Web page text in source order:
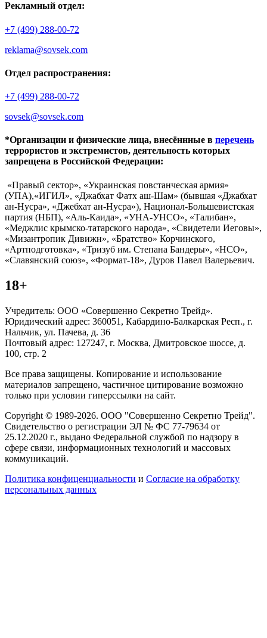
Рекламный отдел:
+7 (499) 288-00-72
reklama@sovsek.com
Отдел распространения:
+7 (499) 288-00-72
sovsek@sovsek.com
*Организации и физические лица, внесённные в перечень
террористов и экстремистов, деятельность которых
запрещена в Российской Федерации:
«Правый сектор», «Украинская повстанческая армия»
(УПА),«ИГИЛ», «Джабхат Фатх аш-Шам» (бывшая «Джабхат
ан-Нусра», «Джебхат ан-Нусра»), Национал-Большевистская
партия (НБП), «Аль-Каида», «УНА-УНСО», «Талибан»,
«Меджлис крымско-татарского народа», «Свидетели Иеговы»,
«Мизантропик Дивижн», «Братство» Корчинского,
«Артподготовка», «Тризуб им. Степана Бандеры», «НСО»,
«Славянский союз», «Формат-18», Дуров Павел Валерьевич.
18+
Учредитель: ООО «Совершенно Секретно Трейд».
Юридический адрес: 360051, Кабардино-Балкарская Респ., г.
Нальчик, ул. Пачева, д. 36
Почтовый адрес: 127247, г. Москва, Дмитровское шоссе, д.
100, стр. 2
Все права защищены. Копирование и использование
материалов запрещено, частичное цитирование возможно
только при условии гиперссылки на сайт.
Copyright © 1989-2026. ООО "Совершенно Секретно Трейд".
Свидетельство о регистрации ЭЛ № ФС 77-79634 от
25.12.2020 г., выдано Федеральной службой по надзору в
сфере связи, информационных технологий и массовых
коммуникаций.
Политика конфиценциальности и Согласие на обработку
персональных данных